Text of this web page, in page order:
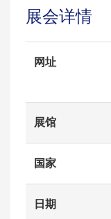
展会详情
网址
展馆
国家
日期